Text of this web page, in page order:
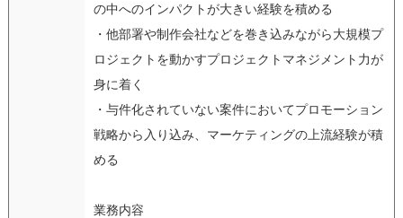
の中へのインパクトが大きい経験を積める
・他部署や制作会社などを巻き込みながら大規模プ
ロジェクトを動かすプロジェクトマネジメント力が
身に着く
・与件化されていない案件においてプロモーション
戦略から入り込み、マーケティングの上流経験が積
める
業務内容